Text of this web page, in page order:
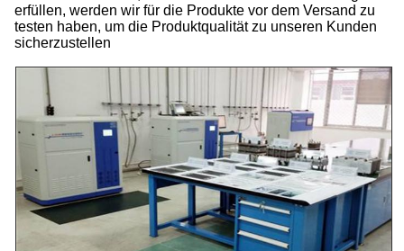
erfüllen, werden wir für die Produkte vor dem Versand zu
testen haben, um die Produktqualität zu unseren Kunden
sicherzustellen